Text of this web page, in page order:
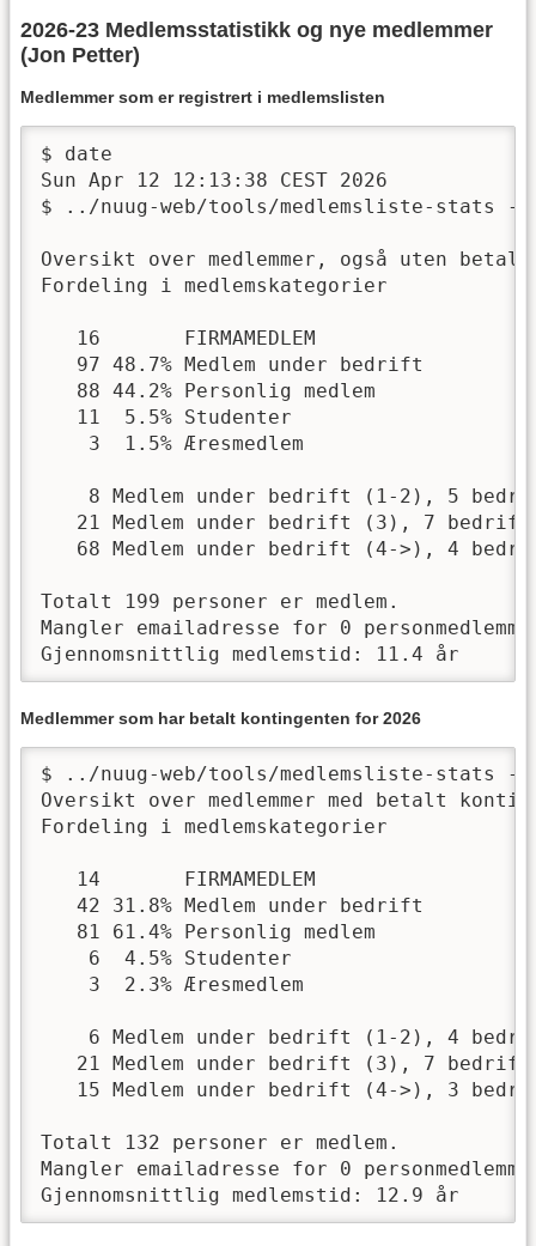
2026-23 Medlemsstatistikk og nye medlemmer
(Jon Petter)
Medlemmer som er registrert i medlemslisten
$ date
Sun Apr 12 12:13:38 CEST 2026
$ ../nuug-web/tools/medlemsliste-stats -f
Oversikt over medlemmer, også uten
Fordeling i medlemskategorier
   16       FIRMAMEDLEM
   97 48.7% Medlem under bedrift
   88 44.2% Personlig medlem
   11  5.5% Studenter
    3  1.5% Æresmedlem
8 Medlem under bedrift (1-2), 5
21 Medlem under bedrift (3), 7
68 Medlem under bedrift (4->), 4
Totalt 199 personer er medlem.
Mangler emailadresse for 0
Gjennomsnittlig medlemstid: 11.4 år
Medlemmer som har betalt kontingenten for 2026
$ ../nuug-web/tools/medlemsliste-stats -f
Oversikt over medlemmer med betalt
Fordeling i medlemskategorier
   14       FIRMAMEDLEM
   42 31.8% Medlem under bedrift
   81 61.4% Personlig medlem
    6  4.5% Studenter
    3  2.3% Æresmedlem
6 Medlem under bedrift (1-2), 4
21 Medlem under bedrift (3), 7
15 Medlem under bedrift (4->), 3
Totalt 132 personer er medlem.
Mangler emailadresse for 0
Gjennomsnittlig medlemstid: 12.9 år